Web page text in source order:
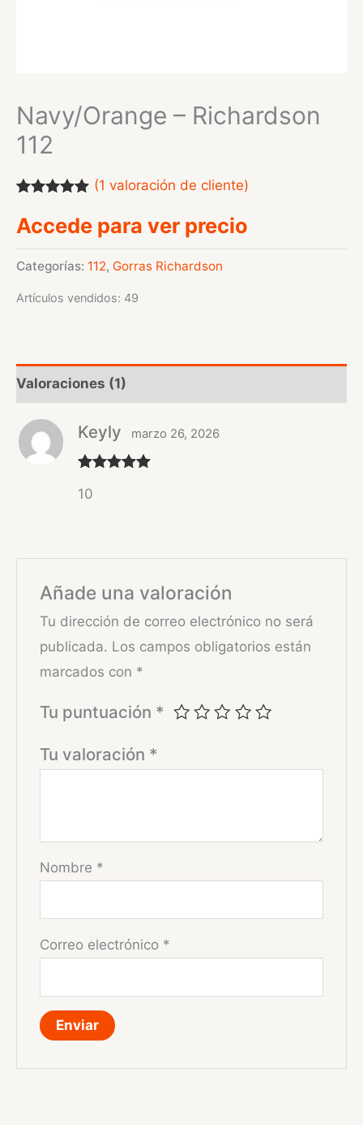
Navy/Orange – Richardson
112
con5.00 de
5 en base a
valoración
de un cliente
(1 valoración de cliente)
Accede para ver precio
Categorías: 112, Gorras Richardson
Artículos vendidos: 49
Valoraciones (1)
con
Keyly marzo 26, 2026
10
Añade una valoración
Tu dirección de correo electrónico no será
publicada. Los campos obligatorios están
marcados con *
Tu puntuación *
Tu valoración *
Nombre *
Correo electrónico *